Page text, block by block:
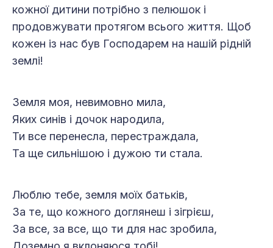
кожної дитини потрібно з пелюшок і
продовжувати протягом всього життя. Щоб
кожен із нас був Господарем на нашій рідній
землі!
Земля моя, невимовно мила,
Яких синів і дочок народила,
Ти все перенесла, перестраждала,
Та ще сильнішою і дужою ти стала.
Люблю тебе, земля моїх батьків,
За те, що кожного доглянеш і зігрієш,
За все, за все, що ти для нас зробила,